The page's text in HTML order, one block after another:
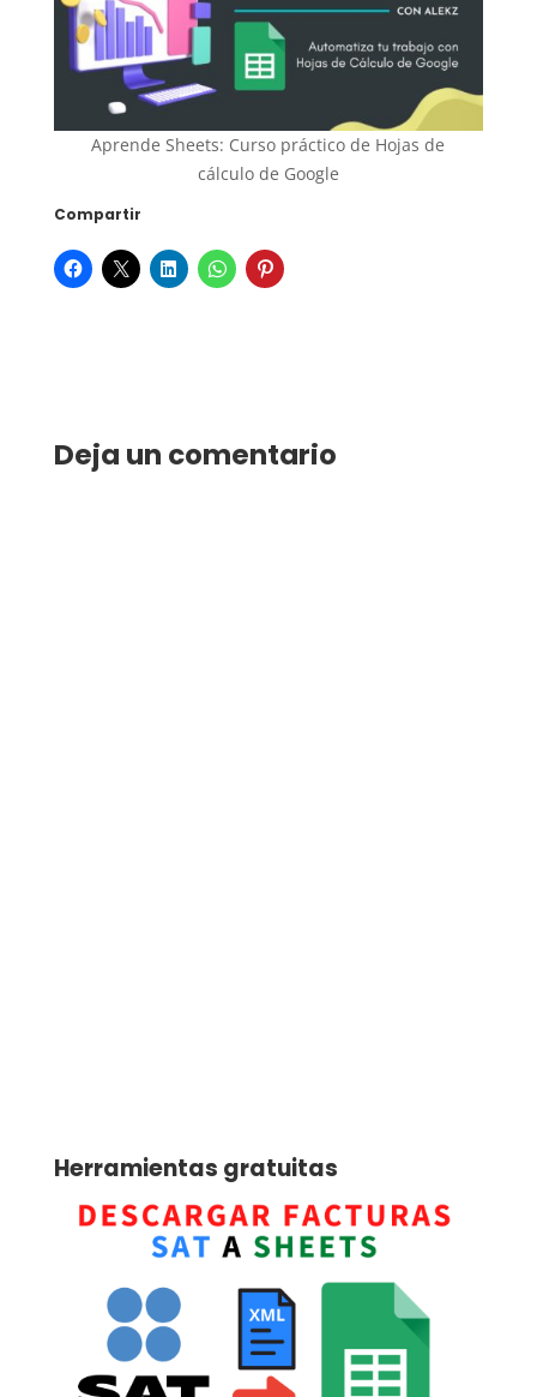
Aprende Sheets: Curso práctico de Hojas de
cálculo de Google
Compartir
Deja un comentario
Herramientas gratuitas